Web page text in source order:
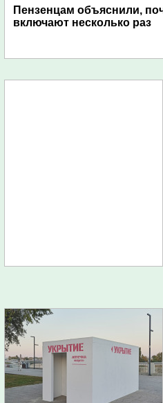
Пензенцам объяснили,
включают несколько раз